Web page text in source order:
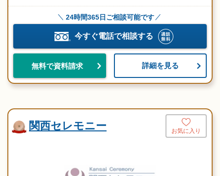
24時間365日ご相談可能です
今すぐ電話で相談する
無料で資料請求 詳細を見る
関西セレモニー お気に入り